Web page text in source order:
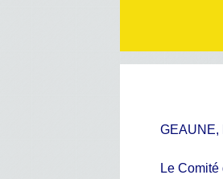
GEAUNE,
Le